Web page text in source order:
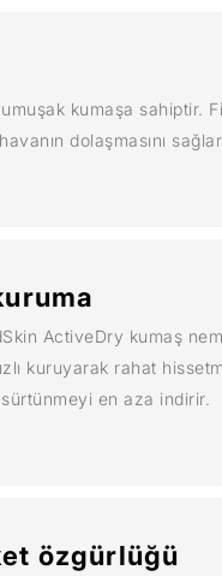
kumaşa sahiptir.
dolaşmasını sağlar.
ActiveDry kumaş
kuruyarak rahat
en aza indirir.
özgürlüğü